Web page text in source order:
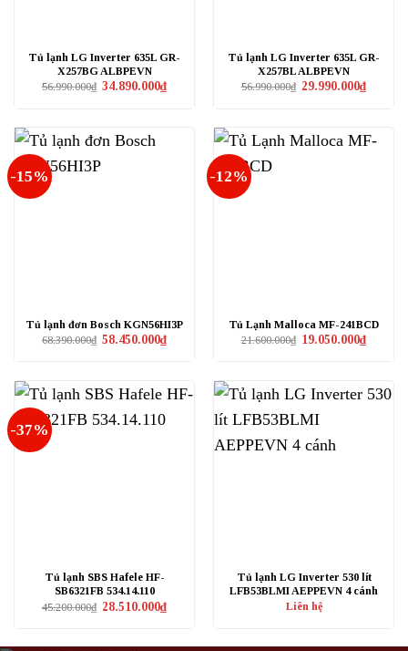
Tủ lạnh LG Inverter 635L GR-
X257BG ALBPEVN
56.990.000₫ Giá
34.890.000₫Giá
hiện
34.890.000₫.
Tủ lạnh LG Inverter 635L GR-
X257BL ALBPEVN
56.990.000₫ Giá
29.990.000₫Giá
hiện
-15%
Tủ lạnh đơn Bosch KGN56HI3P
68.390.000₫ Giá
58.450.000₫Giá
hiện
58.450.000₫.
-12%
Tủ Lạnh Malloca MF-241BCD
21.600.000₫ Giá
19.050.000₫Giá
hiện
-37%
Tủ lạnh SBS Hafele HF-
SB6321FB 534.14.110
45.200.000₫ Giá
28.510.000₫Giá
hiện
Tủ lạnh LG Inverter 530 lít
LFB53BLMI AEPPEVN 4 cánh
Liên hệ